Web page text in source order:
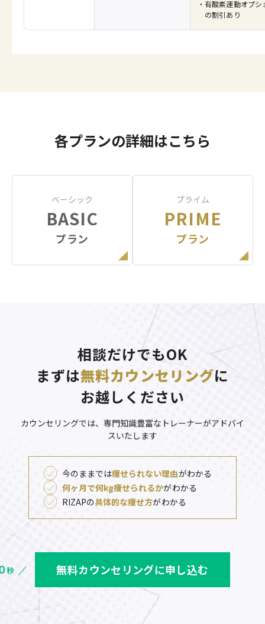
有酸素運動オプシ
の割引あり
各プランの詳細はこちら
ベーシック
BASIC
プラン
プライム
PRIME
プラン
相談だけでもOK
まずは無料カウンセリングに
お越しください
カウンセリングでは、専門知識豊富なトレーナーがアドバイ
スいたします
今のままでは痩せられない理由がわかる
何ヶ月で何kg痩せられるかがわかる
RIZAPの具体的な痩せ方がわかる
無料カウンセリングに申し込む